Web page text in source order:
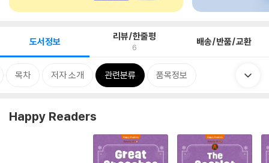
도서정보 리뷰/한줄평
6 배송/반품/교환
목차 저자 소개 관련분류 품목정보
Happy Readers